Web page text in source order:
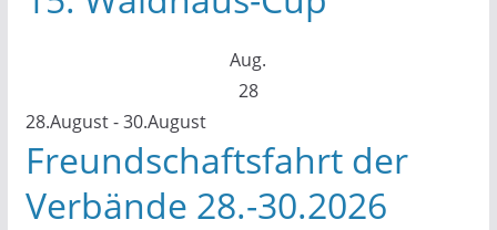
Aug.
28
28.August-30.August
Freundschaftsfahrt der
Verbände 28.-30.2026